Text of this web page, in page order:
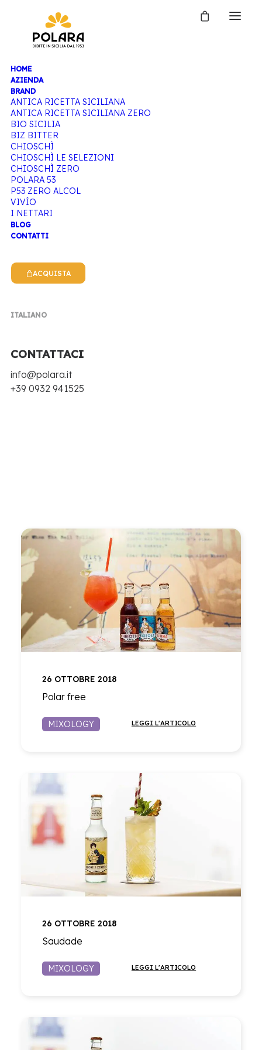
HOME
AZIENDA
BRAND
ANTICA RICETTA SICILIANA
ANTICA RICETTA SICILIANA ZERO
BIO SICILIA
BIZ BITTER
CHIOSCHÌ
CHIOSCHÌ LE SELEZIONI
CHIOSCHÌ ZERO
POLARA 53
P53 ZERO ALCOL
VIVÌO
I NETTARI
BLOG
CONTATTI
ACQUISTA
ITALIANO
CONTATTACI
info@polara.it
+39 0932 941525
ANTICA
RICETTA
SICILIANA
Articoli taggati “Antica ricetta siciliana”
NEWS POLARA
26 OTTOBRE 2018
Polar free
LEGGI L'ARTICOLO
MIXOLOGY
26 OTTOBRE 2018
Saudade
LEGGI L'ARTICOLO
MIXOLOGY